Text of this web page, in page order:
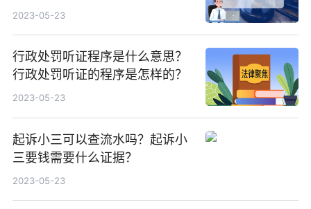
2023-05-23
行政处罚听证程序是什么意思？
行政处罚听证的程序是怎样的？
2023-05-23
起诉小三可以查流水吗？起诉小
三要钱需要什么证据？
2023-05-23